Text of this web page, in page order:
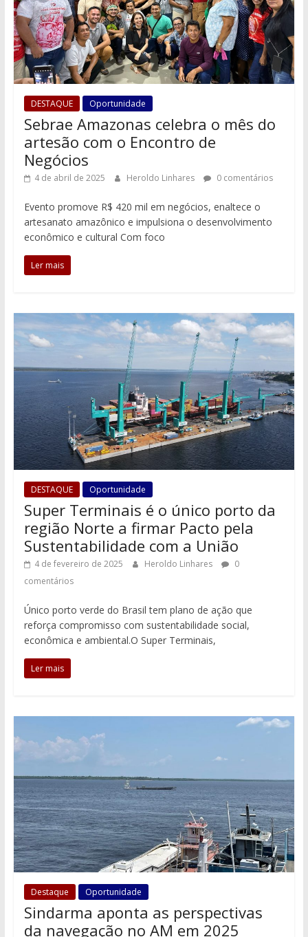
DESTAQUE Oportunidade
Sebrae Amazonas celebra o mês do
artesão com o Encontro de
Negócios
4 de abril de 2025 Heroldo Linhares 0 comentários
Evento promove R$ 420 mil em negócios, enaltece o
artesanato amazônico e impulsiona o desenvolvimento
econômico e cultural Com foco
Ler mais
DESTAQUE Oportunidade
Super Terminais é o único porto da
região Norte a firmar Pacto pela
Sustentabilidade com a União
4 de fevereiro de 2025 Heroldo Linhares
0
comentários
Único porto verde do Brasil tem plano de ação que
reforça compromisso com sustentabilidade social,
econômica e ambiental.O Super Terminais,
Ler mais
Destaque Oportunidade
Sindarma aponta as perspectivas
da navegação no AM em 2025